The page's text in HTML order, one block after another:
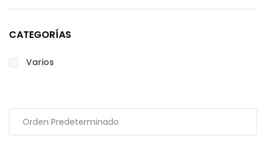
CATEGORÍAS
Varios